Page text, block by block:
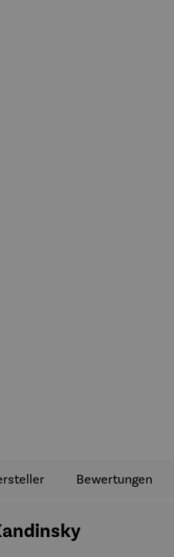
Bewertungen